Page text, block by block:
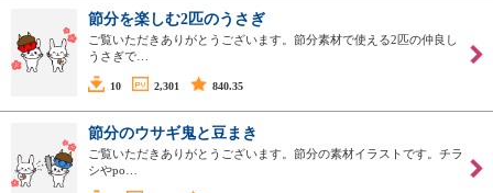
節分を楽しむ2匹のうさぎ
ご覧いただきありがとうございます。節分素材で使える2匹の仲良し
うさぎで…
10 2,301 840.35
節分のウサギ鬼と豆まき
ご覧いただきありがとうございます。節分の素材イラストです。チラ
シやpo…